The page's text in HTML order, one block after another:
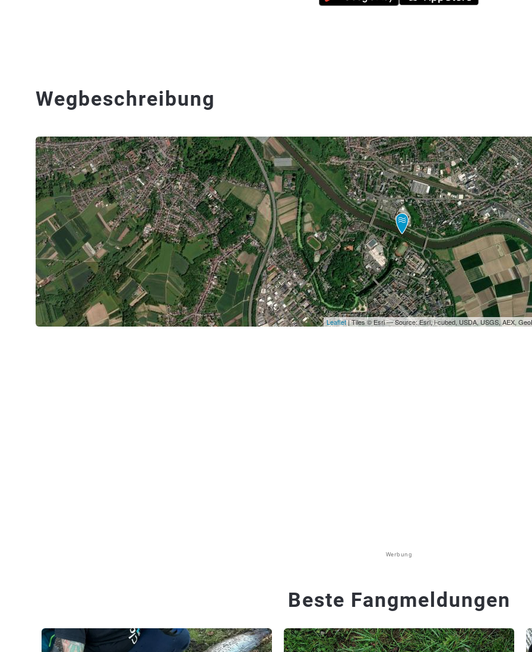
Wegbeschreibung
Leaflet| Tiles © Esri — Source: Esri, i-cubed, USDA, USGS, AEX,
Werbung
Beste Fangmeldungen